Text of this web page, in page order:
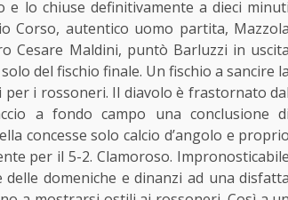
e lo chiuse definitivamente a dieci minuti
Corso, autentico uomo partita, Mazzola
Cesare Maldini, puntò Barluzzi in uscita
del fischio finale. Un fischio a sancire la
per i rossoneri. Il diavolo è frastornato dal
a fondo campo una conclusione di
concesse solo calcio d’angolo e proprio
per il 5-2. Clamoroso. Impronosticabile
domeniche e dinanzi ad una disfatta